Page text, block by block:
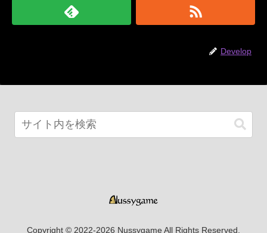
Develop
Copyright © 2022-2026 Nussygame All Rights Reserved.